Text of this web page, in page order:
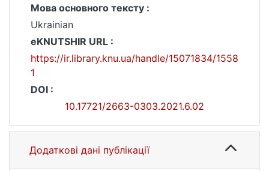
Мова основного тексту :
Ukrainian
eKNUTSHIR URL :
https://ir.library.knu.ua/handle/15071834/1558
1
DOI :
10.17721/2663-0303.2021.6.02
Додаткові дані публікації